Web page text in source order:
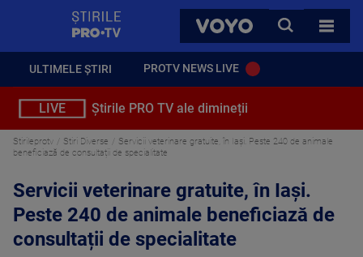
VOYO
CAUTA
TOATE
ULTIMELE ȘTIRI PROTV NEWS LIVE
LIVE Știrile PRO TV ale dimineții
Stirileprotv Stiri Diverse
Servicii veterinare gratuite, în Iași. Peste 240 de animale
beneficiază de consultații de specialitate
Servicii veterinare gratuite, în Iași.
Peste 240 de animale beneficiază de
consultații de specialitate